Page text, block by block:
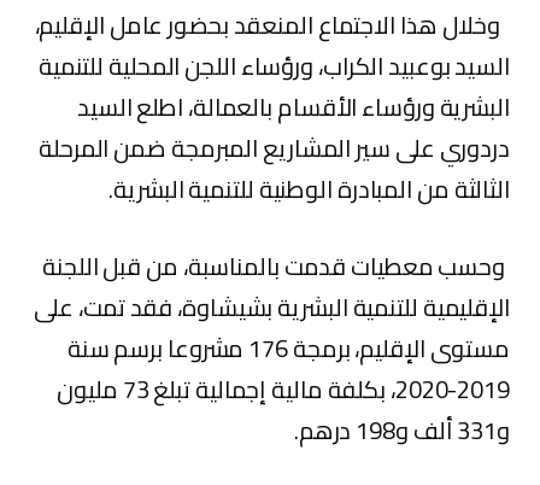
وخلال هذا الاجتماع المنعقد بحضور عامل الإقليم،
السيد بوعبيد الكراب، ورؤساء اللجن المحلية للتنمية
البشرية ورؤساء الأقسام بالعمالة، اطلع السيد
دردوري على سير المشاريع المبرمجة ضمن المرحلة
الثالثة من المبادرة الوطنية للتنمية البشرية.
وحسب معطيات قدمت بالمناسبة، من قبل اللجنة
الإقليمية للتنمية البشرية بشيشاوة، فقد تمت، على
مستوى الإقليم، برمجة 176 مشروعا برسم سنة
2019-2020، بكلفة مالية إجمالية تبلغ 73 مليون
و331 ألف و198 درهم.